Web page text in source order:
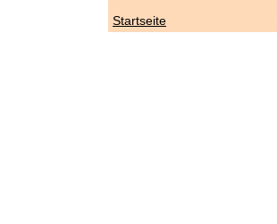
Startseite